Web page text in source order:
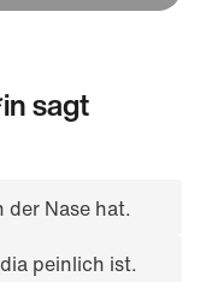
sagt
der Nase hat.
peinlich ist.